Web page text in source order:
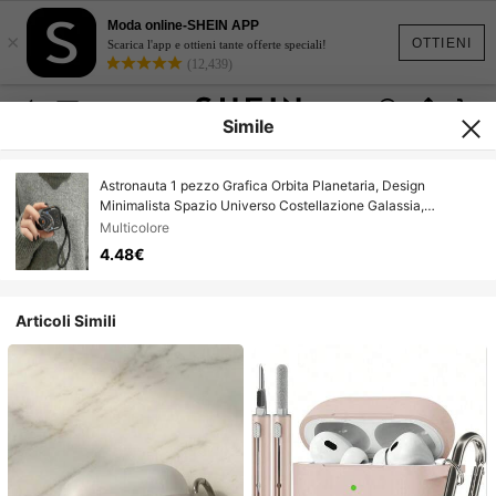
OTTIENI
×
Moda online-SHEIN APP
Scarica l'app e ottieni tante offerte speciali!
(12,439)
Simile
Astronauta 1 pezzo Grafica Orbita Planetaria, Design
Minimalista Spazio Universo Costellazione Galassia,
Compatibile con 1/2/3/4/Pro/Pro2/Pro3 Custodia Auricolari,
Texture Arenaria Nera, Semplice Ciondolo Creativo con
Cordino per Appendere
Multicolore
4.48€
Articoli Simili